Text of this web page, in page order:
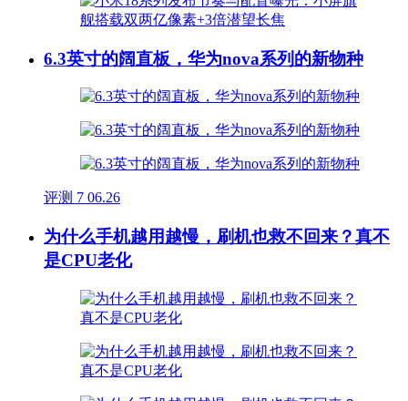
6.3英寸的阔直板，华为nova系列的新物种
评测 7 06.26
为什么手机越用越慢，刷机也救不回来？真不
是CPU老化